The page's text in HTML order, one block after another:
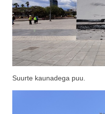
Suurte kaunadega puu.